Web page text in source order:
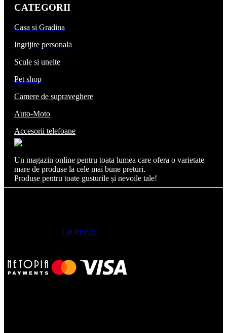
CATEGORII
Casa si Gradina
Ingrijire personala
Scule si unelte
Pet shop
Camere de supraveghere
Auto-Moto
Accesorii telefoane
Un magazin online pentru toata lumea care ofera o varietate
mare de produse la cele mai bune preturi.
Produse pentru toate gusturile și nevoile tale!
LaOrice.ro